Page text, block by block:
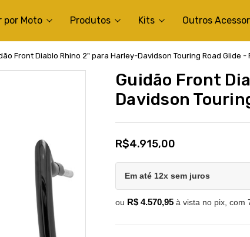
por Moto Produtos Kits Outros
Front Diablo Rhino 2" para Harley-Davidson Touring Road Glide -
Guidão Front
Davidson
R$4.915,00
Em até 12x sem juros
ou R$ 4.570,95 à vista no pix, com